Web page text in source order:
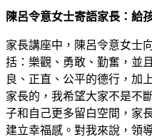
陳呂令意女士寄語家長：給
家長講座中，陳呂令意女士
括：樂觀、勇敢、勤奮，並
良、正直、公平的德行，加
家長的，我希望大家不是不
子和自己更多留白空間，家
建立幸福感。對我來說，領